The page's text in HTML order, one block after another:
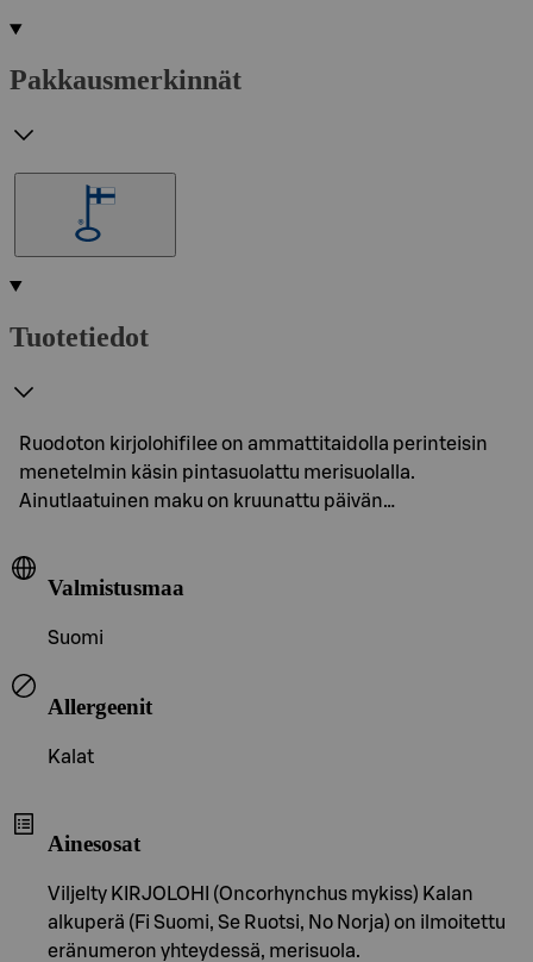
Pakkausmerkinnät
Tuotetiedot
Ruodoton kirjolohifilee on ammattitaidolla perinteisin
menetelmin käsin pintasuolattu merisuolalla.
Ainutlaatuinen maku on kruunattu päivän…
Valmistusmaa
Suomi
Allergeenit
Kalat
Ainesosat
Viljelty KIRJOLOHI (Oncorhynchus mykiss) Kalan
alkuperä (Fi Suomi, Se Ruotsi, No Norja) on ilmoitettu
eränumeron yhteydessä, merisuola.